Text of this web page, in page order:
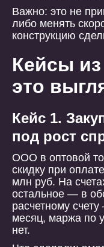
Важно: это не
либо менять
конструкцию
Кейсы из
это
Кейс 1.
под рост
ООО в оптовой
скидку при
млн руб. На
остальное — в
расчетному
месяц, маржа по
нет.